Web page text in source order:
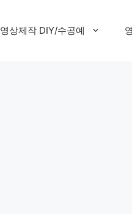
영상제작 DIY/수공예